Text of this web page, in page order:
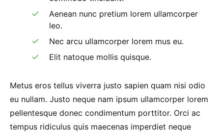
Aenean nunc pretium lorem ullamcorper
leo.
Nec arcu ullamcorper lorem mus eu.
Elit natoque mollis quisque.
Metus eros tellus viverra justo sapien quam nisi odio
eu nullam. Justo neque nam ipsum ullamcorper lorem
pellentesque donec condimentum porttitor. Orci ac
tempus ridiculus quis maecenas imperdiet neque